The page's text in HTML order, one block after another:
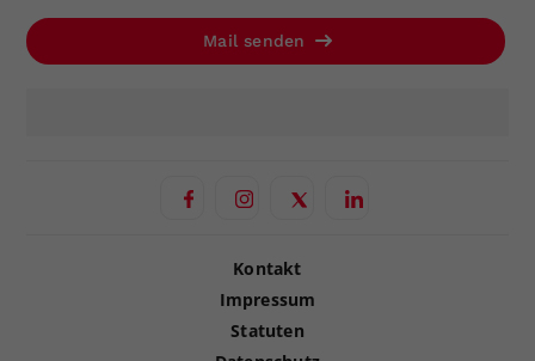
Mail senden
Kontakt
Impressum
Statuten